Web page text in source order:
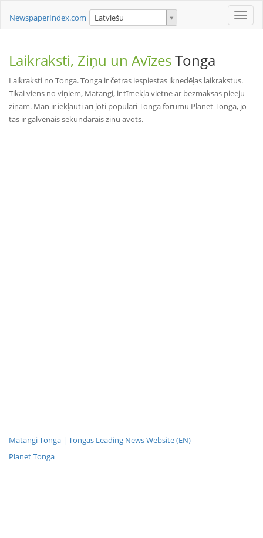
Toggle
NewspaperIndex.com Latviešu
Laikraksti, Ziņu un AvīzesTonga
Laikraksti no Tonga. Tonga ir četras iespiestas iknedēļas laikrakstus.
Tikai viens no viņiem, Matangi, ir tīmekļa vietne ar bezmaksas pieeju
ziņām. Man ir iekļauti arī ļoti populāri Tonga forumu Planet Tonga, jo
tas ir galvenais sekundārais ziņu avots.
Matangi Tonga | Tongas Leading News Website (EN)
Planet Tonga